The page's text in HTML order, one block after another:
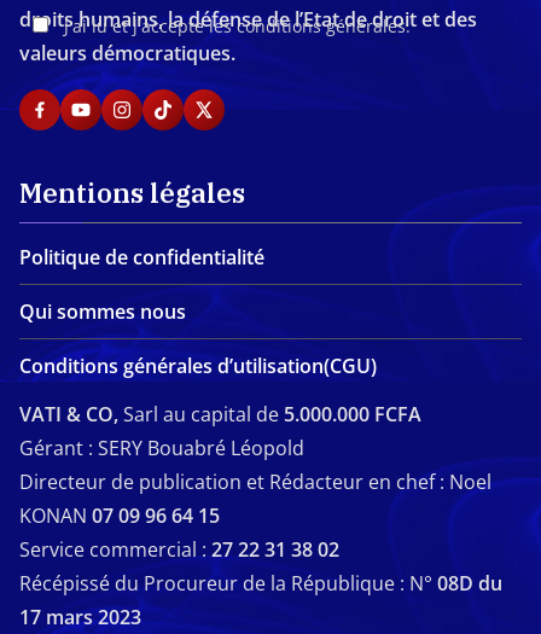
J'ai lu et j'accepte les conditions générales.
droits humains, la défense de l’Etat de droit et des
valeurs démocratiques.
Mentions légales
Politique de confidentialité
Qui sommes nous
Conditions générales d’utilisation(CGU)
VATI & CO,Sarl au capital de 5.000.000 FCFA
Gérant : SERY Bouabré Léopold
Directeur de publication et Rédacteur en chef : Noel
KONAN 07 09 96 64 15
Service commercial : 27 22 31 38 02
Récépissé du Procureur de la République : N° 08D du
17 mars 2023